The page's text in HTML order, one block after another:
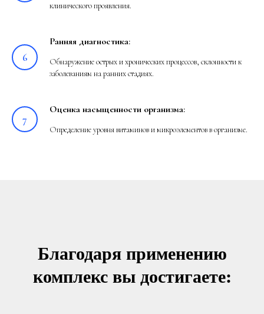
клинического проявления.
Ранняя диагностика:
Обнаружение острых и хронических процессов, склонности к
заболеваниям на ранних стадиях.
Оценка насыщенности организма:
Определение уровня витаминов и микроэлементов в организме.
Благодаря применению
комплекс вы достигаете: